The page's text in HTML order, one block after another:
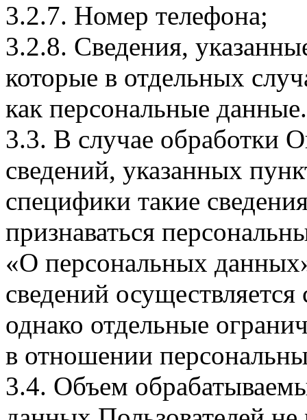
3.2.7. Номер телефона;
3.2.8. Сведения,
которые в отдельных
как персональные данные.
3.3. В случае обработки
сведений, указанных
специфики такие
признаваться
«О персональных
сведений
однако отдельные
в отношении
3.4. Объем